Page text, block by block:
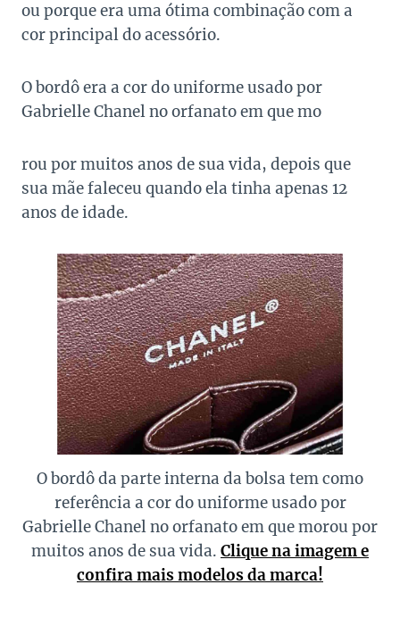
ou porque era uma ótima combinação com a
cor principal do acessório.
O bordô era a cor do uniforme usado por
Gabrielle Chanel no orfanato em que mo
rou por muitos anos de sua vida, depois que
sua mãe faleceu quando ela tinha apenas 12
anos de idade.
O bordô da parte interna da bolsa tem como
referência a cor do uniforme usado por
Gabrielle Chanel no orfanato em que morou por
muitos anos de sua vida. Clique na imagem e
confira mais modelos da marca!